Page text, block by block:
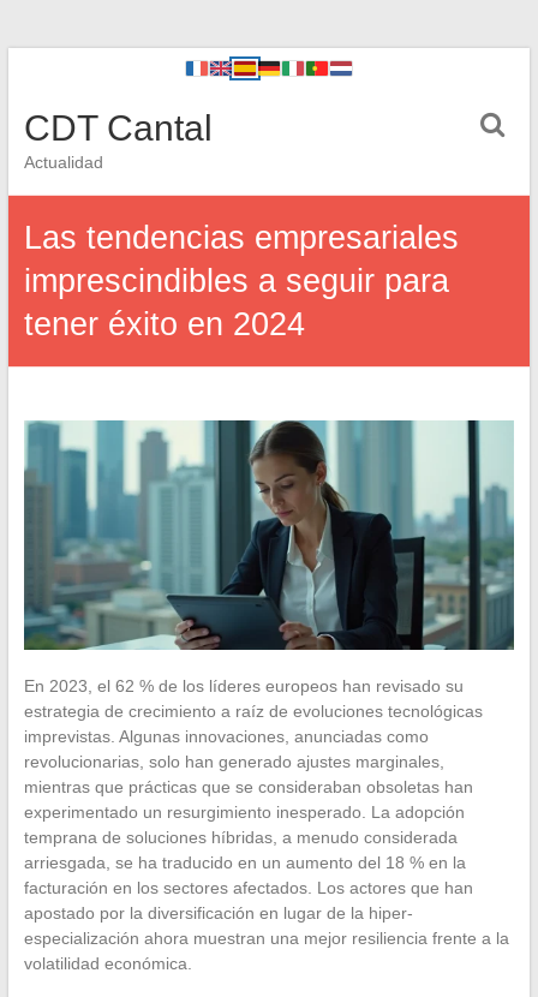
CDT Cantal
Actualidad
Las tendencias empresariales
imprescindibles a seguir para
tener éxito en 2024
En 2023, el 62 % de los líderes europeos han revisado su
estrategia de crecimiento a raíz de evoluciones tecnológicas
imprevistas. Algunas innovaciones, anunciadas como
revolucionarias, solo han generado ajustes marginales,
mientras que prácticas que se consideraban obsoletas han
experimentado un resurgimiento inesperado. La adopción
temprana de soluciones híbridas, a menudo considerada
arriesgada, se ha traducido en un aumento del 18 % en la
facturación en los sectores afectados. Los actores que han
apostado por la diversificación en lugar de la hiper-
especialización ahora muestran una mejor resiliencia frente a la
volatilidad económica.